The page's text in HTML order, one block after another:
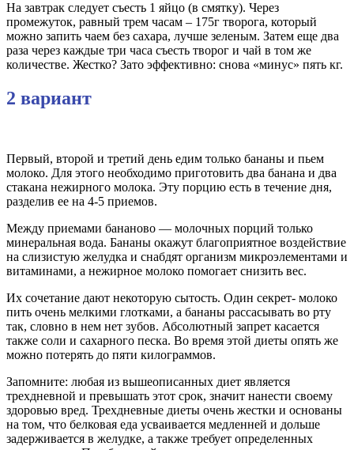
На завтрак следует съесть 1 яйцо (в смятку). Через
промежуток, равный трем часам – 175г творога, который
можно запить чаем без сахара, лучше зеленым. Затем еще два
раза через каждые три часа съесть творог и чай в том же
количестве. Жестко? Зато эффективно: снова «минус» пять кг.
2 вариант
Первый, второй и третий день едим только бананы и пьем
молоко. Для этого необходимо приготовить два банана и два
стакана нежирного молока. Эту порцию есть в течение дня,
разделив ее на 4-5 приемов.
Между приемами бананово — молочных порций только
минеральная вода. Бананы окажут благоприятное воздействие
на слизистую желудка и снабдят организм микроэлементами и
витаминами, а нежирное молоко помогает снизить вес.
Их сочетание дают некоторую сытость. Один секрет- молоко
пить очень мелкими глотками, а бананы рассасывать во рту
так, словно в нем нет зубов. Абсолютный запрет касается
также соли и сахарного песка. Во время этой диеты опять же
можно потерять до пяти килограммов.
Запомните: любая из вышеописанных диет является
трехдневной и превышать этот срок, значит нанести своему
здоровью вред. Трехдневные диеты очень жестки и основаны
на том, что белковая еда усваивается медленней и дольше
задерживается в желудке, а также требует определенных